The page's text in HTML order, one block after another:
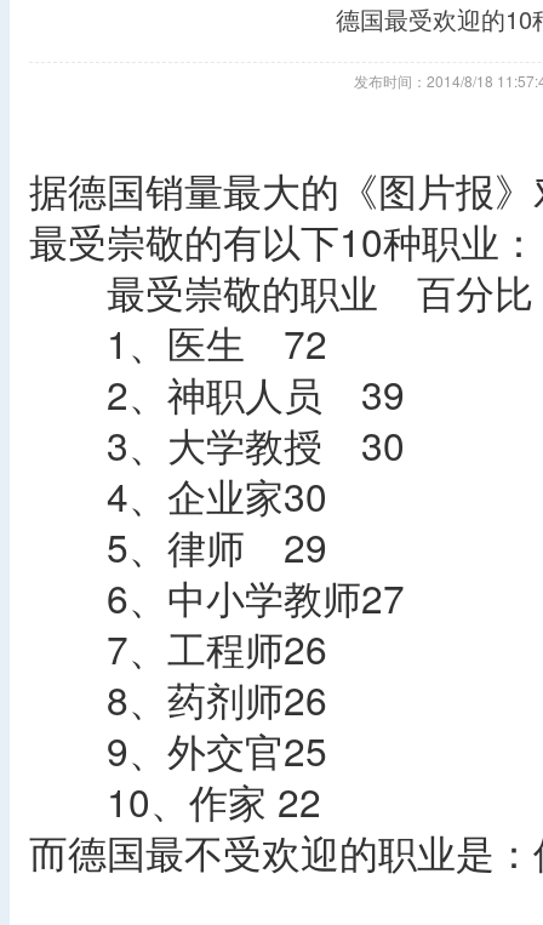
德国最受欢迎的10
发布时间：2014/8/18
据德国销量最大的《图片报
最受崇敬的有以下10种职业：
最受崇敬的职业 百分比
1、医生 72
2、神职人员 39
3、大学教授 30
4、企业家30
5、律师 29
6、中小学教师27
7、工程师26
8、药剂师26
9、外交官25
10、作家 22
而德国最不受欢迎的职业是